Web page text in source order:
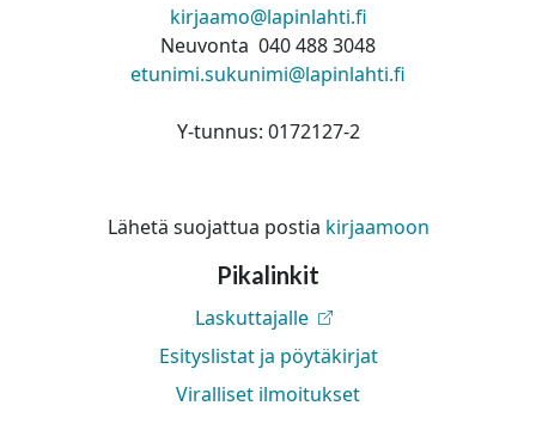
kirjaamo@lapinlahti.fi
Neuvonta 040 488 3048
etunimi.sukunimi@lapinlahti.fi
Y-tunnus: 0172127-2
Lähetä suojattua postia kirjaamoon
Pikalinkit
Laskuttajalle
Esityslistat ja pöytäkirjat
Viralliset ilmoitukset